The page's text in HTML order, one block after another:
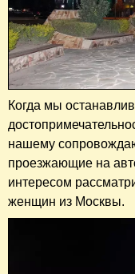
Когда мы
нашему
проезжающие на
интересом
женщин из Москвы.